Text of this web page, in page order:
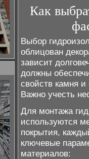
Как
Выбор
облицован
зависит
должны
свойств камня
Важно учесть
Для монтажа
используются
покрытия,
ключевые
материалов: